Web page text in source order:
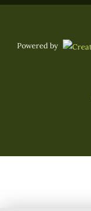
Powered by